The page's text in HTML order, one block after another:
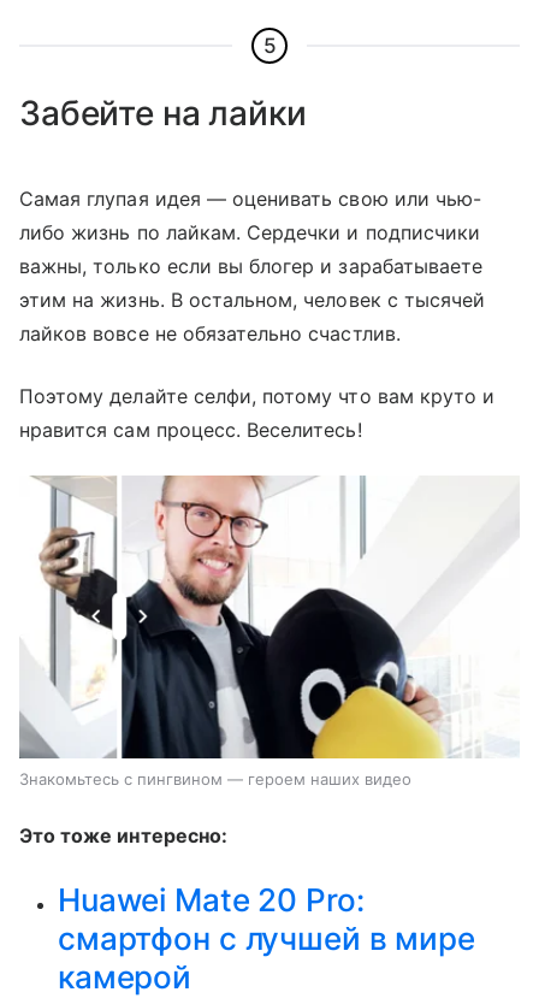
5
Забейте на лайки
Самая глупая идея — оценивать свою или чью-
либо жизнь по лайкам. Сердечки и подписчики
важны, только если вы блогер и зарабатываете
этим на жизнь. В остальном, человек с тысячей
лайков вовсе не обязательно счастлив.
Поэтому делайте селфи, потому что вам круто и
нравится сам процесс. Веселитесь!
Знакомьтесь с пингвином — героем наших видео
Это тоже интересно:
Huawei Mate 20 Pro:
смартфон с лучшей в мире
камерой